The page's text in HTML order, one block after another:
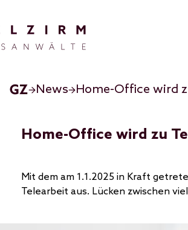
News Home-Office wird
Home-Office wird zu
Mit dem am 1.1.2025 in Kraft
Telearbeit aus. Lücken zwischen